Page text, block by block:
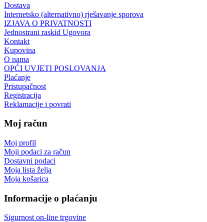
Dostava
Internetsko (alternativno) rješavanje sporova
IZJAVA O PRIVATNOSTI
Jednostrani raskid Ugovora
Kontakt
Kupovina
O nama
OPĆI UVJETI POSLOVANJA
Plaćanje
Pristupačnost
Registracija
Reklamacije i povrati
Moj račun
Moj profil
Moji podaci za račun
Dostavni podaci
Moja lista želja
Moja košarica
Informacije o plaćanju
Sigurnost on-line trgovine